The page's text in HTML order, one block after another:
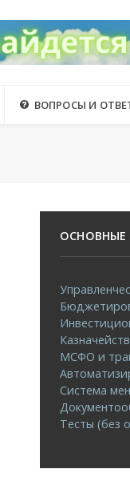
ВОПРОСЫ И
ОСНОВНЫЕ
МСФО и
Система
Тесты (без